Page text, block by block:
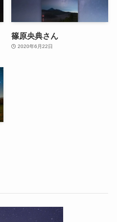
篠原央典さん
2020年6月22日